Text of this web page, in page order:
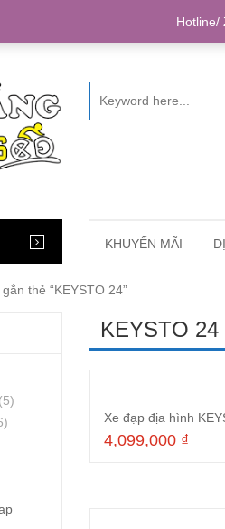
KHUYẾN MÃI
thẻ “KEYSTO 24”
KEYSTO 24
4,099,000 ₫
(5)
Hotline/